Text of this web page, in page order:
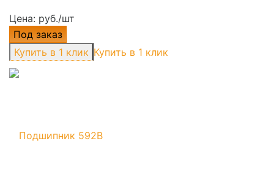
Цена: руб./шт
Под заказ
Купить в 1 клик